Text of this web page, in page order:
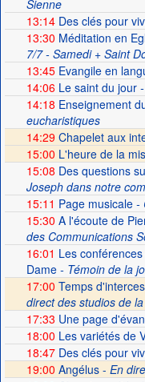
Sienne
13:14Des clés pour
13:30 Méditation en
7/7 - Samedi + Saint
13:45Evangile en
14:06Le saint du jour-
14:18 Enseignement
eucharistiques
14:29 Chapelet aux
15:00 L'heure de la
15:08 Des questions
Joseph dans notre
15:11 Page musicale-
15:30 A l'écoute de
des Communications
16:01 Les
Dame- Témoin de la
17:00 Temps
direct des studios de
17:33 Une page
18:00 Les variétés de
18:47Des clés pour
19:00 Angélus - En